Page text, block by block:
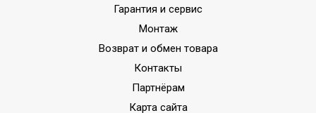
Гарантия и сервис
Монтаж
Возврат и обмен товара
Контакты
Партнёрам
Карта сайта